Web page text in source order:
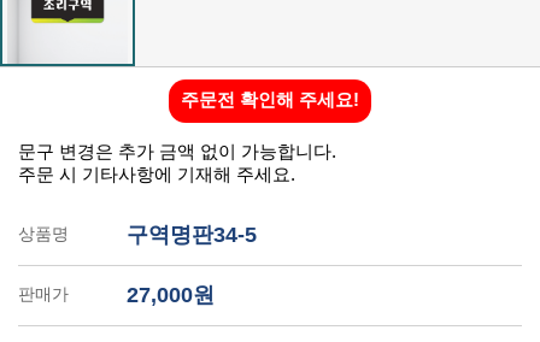
주문전 확인해 주세요!
문구 변경은 추가 금액 없이 가능합니다.
주문 시 기타사항에 기재해 주세요.
상품명 구역명판34-5
판매가 27,000원